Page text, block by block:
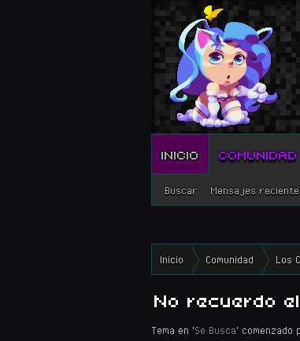
INICIO COMUNIDAD
Buscar Mensajes
Inicio Comunidad Los
No recuerdo
Tema en 'Se Busca' comenzado